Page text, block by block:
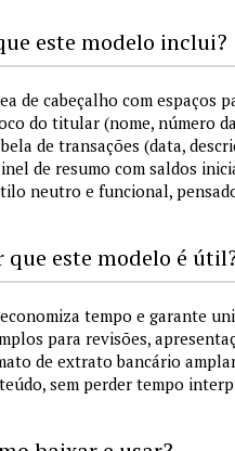
este modelo inclui?
de cabeçalho com espaços
do titular (nome, número
de transações (data,
de resumo com saldos
neutro e funcional,
que este modelo é
tempo e garante
para revisões,
de extrato bancário
sem perder tempo